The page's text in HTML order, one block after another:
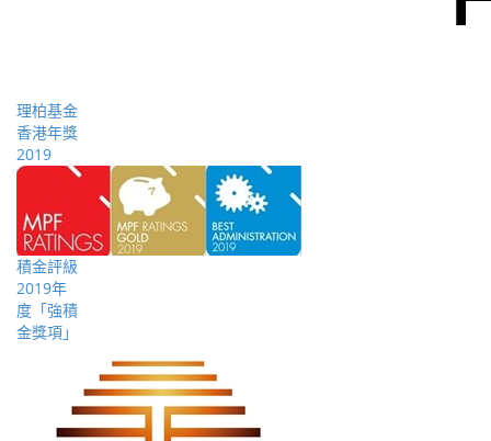
理柏基金
香港年獎
2019
積金評級
2019年
度「強積
金獎項」